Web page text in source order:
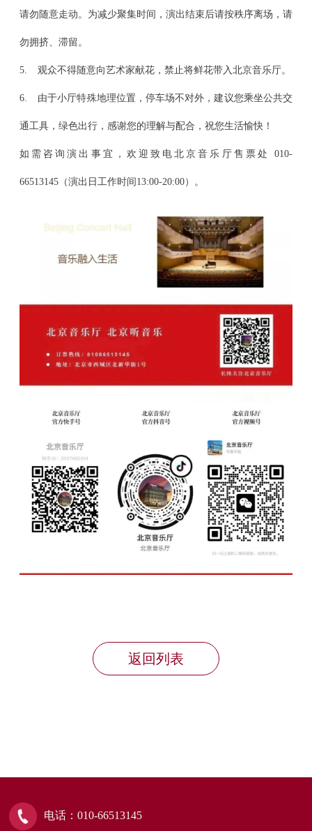
请勿随意走动。为减少聚集时间，演出结束后请按秩序离场，请
勿拥挤、滞留。
5. 观众不得随意向艺术家献花，禁止将鲜花带入北京音乐厅。
6. 由于小厅特殊地理位置，停车场不对外，建议您乘坐公共交
通工具，绿色出行，感谢您的理解与配合，祝您生活愉快！
如需咨询演出事宜，欢迎致电北京音乐厅售票处 010-
66513145（演出日工作时间13:00-20:00）。
返回列表
电话：010-66513145